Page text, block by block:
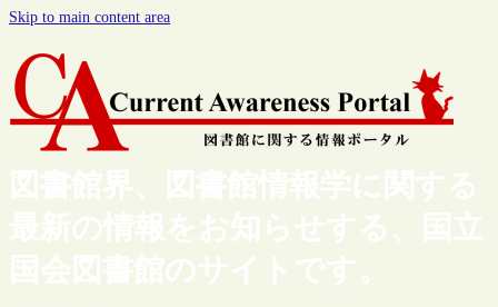
Skip to main content area
図書館界、図書館情報学に関する
最新の情報をお知らせする、国立
国会図書館のサイトです。